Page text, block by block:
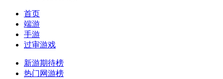
首页
端游
手游
过审游戏
新游期待榜
热门网游榜